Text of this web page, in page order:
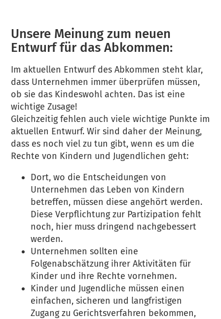
Unsere Meinung zum neuen
Entwurf für das Abkommen:
Im aktuellen Entwurf des Abkommen steht klar,
dass Unternehmen immer überprüfen müssen,
ob sie das Kindeswohl achten. Das ist eine
wichtige Zusage!
Gleichzeitig fehlen auch viele wichtige Punkte im
aktuellen Entwurf. Wir sind daher der Meinung,
dass es noch viel zu tun gibt, wenn es um die
Rechte von Kindern und Jugendlichen geht:
Dort, wo die Entscheidungen von
Unternehmen das Leben von Kindern
betreffen, müssen diese angehört werden.
Diese Verpflichtung zur Partizipation fehlt
noch, hier muss dringend nachgebessert
werden.
Unternehmen sollten eine
Folgenabschätzung ihrer Aktivitäten für
Kinder und ihre Rechte vornehmen.
Kinder und Jugendliche müssen einen
einfachen, sicheren und langfristigen
Zugang zu Gerichtsverfahren bekommen,